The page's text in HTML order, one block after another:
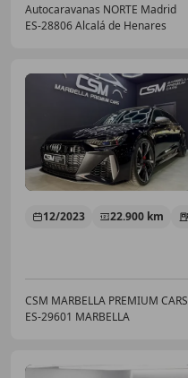
Autocaravanas NORTE Madrid
ES-28806 Alcalá de Henares
12/2023 22.900 km
CSM MARBELLA PREMIUM CARS
ES-29601 MARBELLA